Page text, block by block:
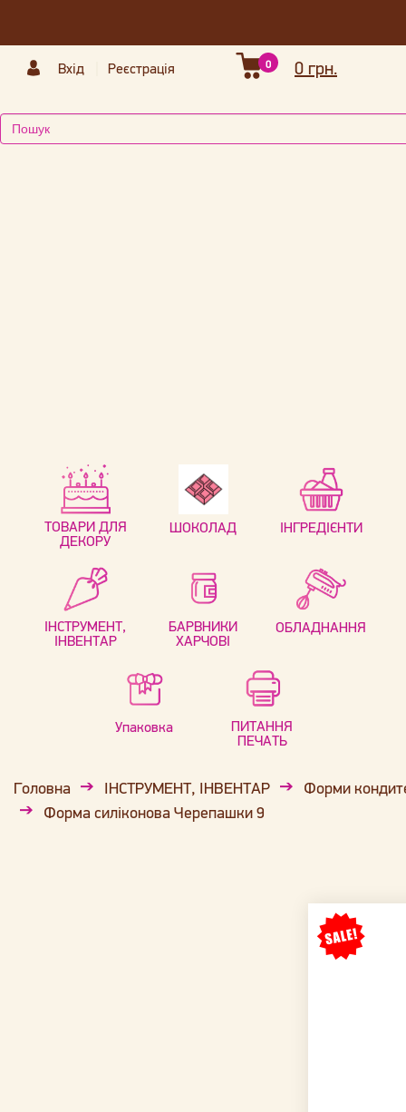
Вхід Реєстрація 0 грн.
0
ТОВАРИ ДЛЯ
ДЕКОРУ
ШОКОЛАД ІНГРЕДІЄНТИ
ІНСТРУМЕНТ,
ІНВЕНТАР
БАРВНИКИ
ХАРЧОВІ
ОБЛАДНАННЯ
Упаковка
ПИТАННЯ
ПЕЧАТЬ
Головна ІНСТРУМЕНТ, ІНВЕНТАР
Форми
Форма силіконова Черепашки 9